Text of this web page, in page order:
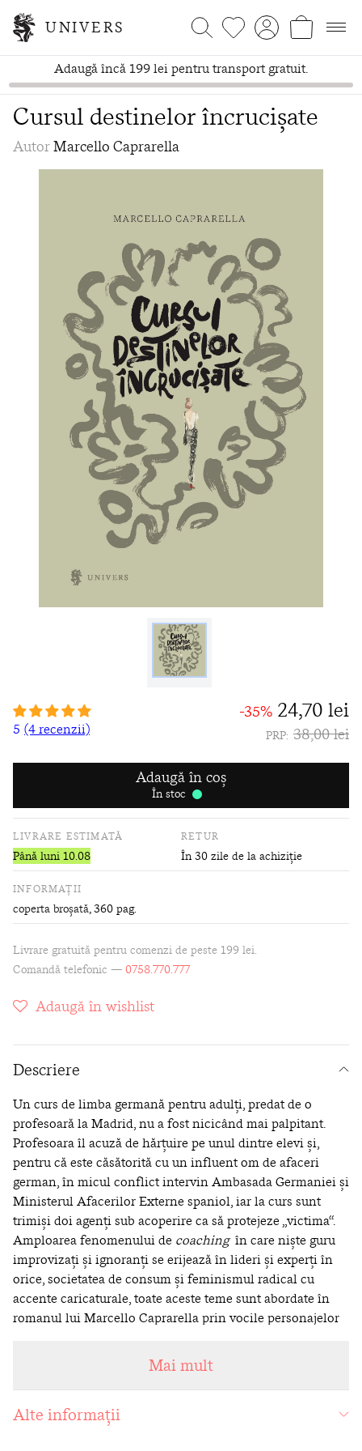
UNIVERS
Adaugă încă 199 lei pentru transport gratuit.
Cursul destinelor încrucișate
AutorMarcello Caprarella
5 (4 recenzii)
-35% 24,70 lei
PRP: 38,00 lei
Adaugă în coș
În stoc
LIVRARE ESTIMATĂ
Până luni 10.08
RETUR
În 30 zile de la achiziție
INFORMAȚII
coperta broșată, 360 pag.
Livrare gratuită pentru comenzi de peste 199 lei.
Comandă telefonic — 0758.770.777
Adaugă în wishlist
Descriere
Un curs de limba germanăpentru adulți, predat de o
profesoară la Madrid, nu a fost nicicând mai palpitant.
Profesoara îl acuză de hărţuire pe unul dintre elevi şi,
pentru căeste căsătorită cu un influent om de afaceri
german, în micul conflict intervin Ambasada Germaniei şi
Ministerul Afacerilor Externe spaniol, iar la curs sunt
trimişi doi agenţi sub acoperire ca să protejeze „victima“.
Amploarea fenomenului de coaching în care niște guru
improvizaţi şi ignoranţi se erijează în lideri şi experţi în
orice, societatea de consum și feminismul radical cu
accente caricaturale, toate aceste teme sunt abordate în
romanul lui Marcello Caprarella prin vocile personajelor
care gândește rațional este desemnat drept o persoană
Marcello Caprarella
(Foggia, 1969) a absolvit Facultatea de
Mai mult
Alte informații